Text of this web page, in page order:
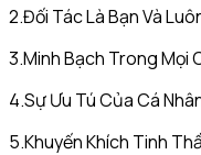
2.Đối Tác Là Bạn Và
3.Minh Bạch Trong Mọi
4.Sự Ưu Tú Của Cá
5.Khuyến Khích Tinh